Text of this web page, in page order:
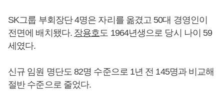
SK그룹 부회장단 4명은 자리를 옮겼고 50대 경영인이
전면에 배치됐다. 장용호도 1964년생으로 당시 나이 59
세였다.
신규 임원 명단도 82명 수준으로 1년 전 145명과 비교해
절반 수준으로 줄었다.